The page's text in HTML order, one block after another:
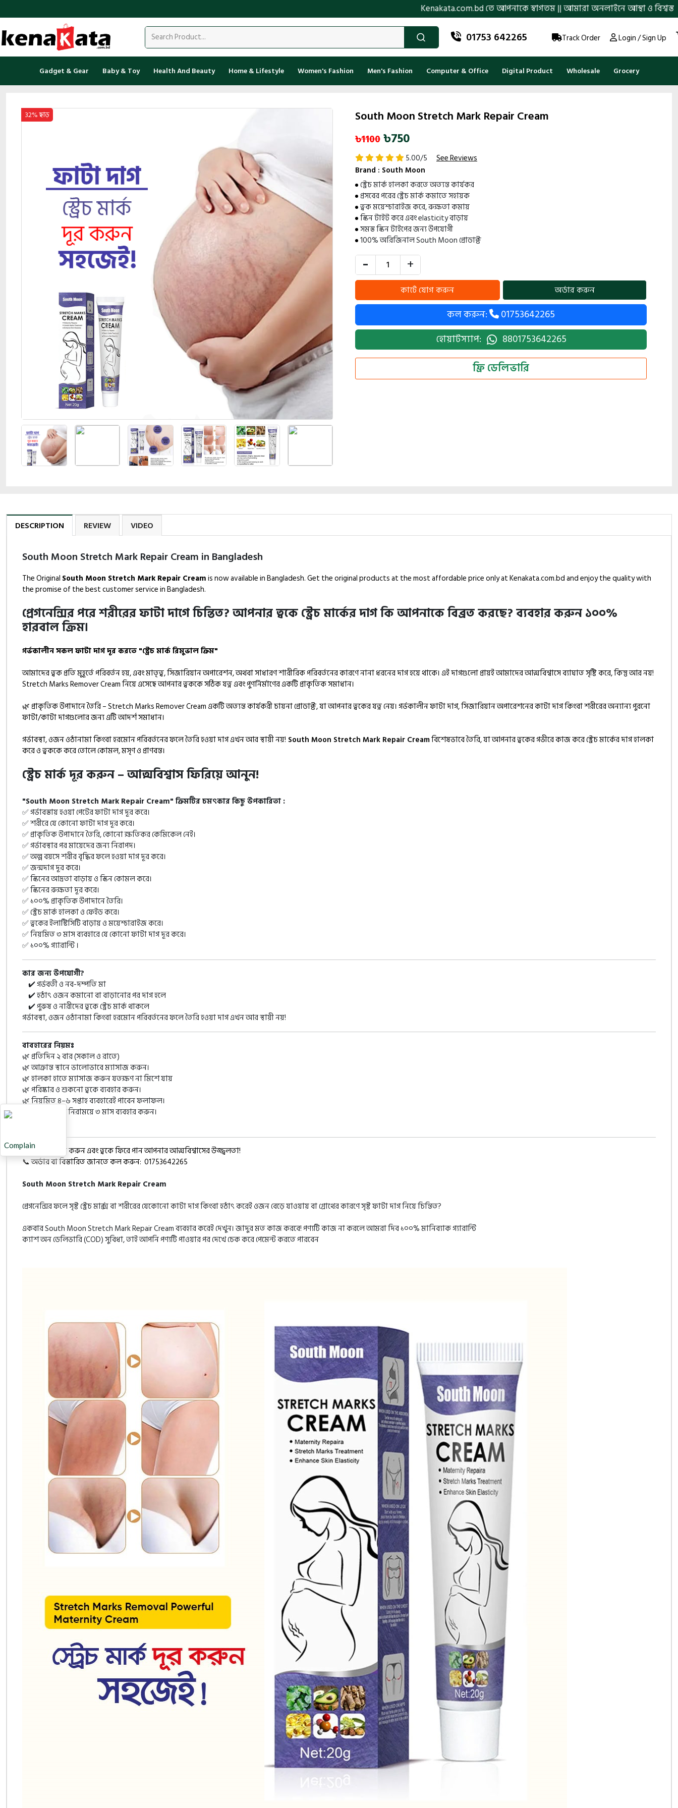
Kenakata.com.bd তে আপনাকে স্বাগতম || আমারা অনলাইনে আস্থা ও বিশ্বস্ততার সাথে
01753 642265 Track Order Login / Sign Up
Gadget & Gear Baby & Toy Health And Beauty Home & Lifestyle Women's Fashion Men's Fashion Computer & Office Digital Product Wholesale Grocery
32% ছাড় South Moon Stretch Mark Repair Cream
৳1100৳750
5.00/5
See Reviews
Brand : South Moon
স্ট্রেচ মার্ক হালকা করতে অত্যন্ত কার্যকর
প্রসবের পরের স্ট্রেচ মার্ক কমাতে সহায়ক
ত্বক ময়েশ্চারাইজ করে, রুক্ষতা কমায়
স্কিন টাইট করে এবং elasticity বাড়ায়
সমস্ত স্কিন টাইপের জন্য উপযোগী
100% অরিজিনাল South Moon প্রোডাক্ট
- +
কল করুন:
01753642265
হোয়াটস্যাপ:
8801753642265
ফ্রি ডেলিভারি
DESCRIPTION REVIEW VIDEO
South Moon Stretch Mark Repair Cream in Bangladesh
The Original South Moon Stretch Mark Repair Creamis now available in Bangladesh. Get the original products at the most affordable price only at Kenakata.com.bd and enjoy the quality with
the promise of the best customer service in Bangladesh.
প্রেগনেন্সির পরে শরীরের ফাটা দাগে চিন্তিত?আপনার ত্বকে স্ট্রেচ মার্কের দাগ কি আপনাকে বিব্রত করছে?ব্যবহার করুন ১০০%
হারবাল ক্রিম।
গর্ভকালীন সকল ফাটা দাগ দূর করতে "স্ট্রেচ মার্ক রিমুভাল ক্রিম"
আমাদের ত্বক প্রতি মুহূর্তে পরিবর্তন হয়, এবং মাতৃত্ব, সিজারিয়ান অপারেশন, অথবা সাধারণ শারীরিক পরিবর্তনের কারণে নানা ধরনের দাগ হয়ে থাকে। এই দাগগুলো প্রায়ই আমাদের আত্মবিশ্বাসে ব্যাঘাত সৃষ্টি করে, কিন্তু আর নয়!
Stretch Marks Remover Cream নিয়ে এসেছে আপনার ত্বককে সঠিক যত্ন এবং পুণর্নির্মাণের একটি প্রাকৃতিক সমাধান।
🌿 প্রাকৃতিক উপাদানে তৈরি – Stretch Marks Remover Cream একটি অত্যন্ত কার্যকরী চায়না প্রোডাক্ট, যা আপনার ত্বকের যত্ন নেয়। গর্ভকালীন ফাটা দাগ, সিজারিয়ান অপারেশনের কাটা দাগ কিংবা শরীরের অন্যান্য পুরনো
ফাটা/কাটা দাগগুলোর জন্য এটি আদর্শ সমাধান।
গর্ভাবস্থা, ওজন ওঠানামা কিংবা হরমোন পরিবর্তনের ফলে তৈরি হওয়া দাগ এখন আর স্থায়ী নয়! South Moon Stretch Mark Repair Creamবিশেষভাবে তৈরি, যা আপনার ত্বকের গভীরে কাজ করে স্ট্রেচ মার্কের দাগ হালকা
করে ও ত্বককে করে তোলে কোমল, মসৃণ ও প্রাণবন্ত।
স্ট্রেচ মার্ক দূর করুন – আত্মবিশ্বাস ফিরিয়ে আনুন!
"South Moon Stretch Mark Repair Cream" ক্রিমটির চমৎকার কিছু উপকারিতা :
✅ গর্ভাবস্তায় হওয়া পেটের ফাটা দাগ দূর করে।
✅ শরীরে যে কোনো ফাটা দাগ দূর করে।
✅ প্রাকৃতিক উপাদানে তৈরি, কোনো ক্ষতিকর কেমিকেল নেই।
✅ গর্ভাবস্থার পর মায়েদের জন্য নিরাপদ।
✅ অল্প বয়সে শরীর বৃদ্ধির ফলে হওয়া দাগ দূর করে।
✅ জন্মদাগ দূর করে।
✅ স্কিনের আদ্রতা বাড়ায় ও স্কিন কোমল করে।
✅ স্কিনের রুক্ষতা দূর করে।
✅ ১০০% প্রাকৃতিক উপাদানে তৈরি।
✅ স্ট্রেচ মার্ক হালকা ও ফেইড করে।
✅ ত্বকের ইলাস্টিসিটি বাড়ায় ও ময়েশ্চারাইজ করে।
✅ নিয়মিত ৩ মাস ব্যবহারে যে কোনো ফাটা দাগ দূর করে।
✅ ১০০% গ্যারান্টি ।
কার জন্য উপযোগী?
✔️ গর্ভবতী ও নব-দম্পতি মা
✔️ হঠাৎ ওজন কমানো বা বাড়ানোর পর দাগ হলে
✔️ পুরুষ ও নারীদের ত্বকে স্ট্রেচ মার্ক থাকলে
গর্ভাবস্থা, ওজন ওঠানামা কিংবা হরমোন পরিবর্তনের ফলে তৈরি হওয়া দাগ এখন আর স্থায়ী নয়!
বাবহারের নিয়মঃ
🌿 প্রতিদিন ২ বার (সকাল ও রাতে)
🌿আক্রান্ত স্থানে ভালোভাবে ম্যাসাজ করুন।
🌿হালকা হাতে ম্যাসাজ করুন যতক্ষণ না মিশে যায়
🌿পরিষ্কার ও শুকনো ত্বকে ব্যবহার করুন।
🌿নিয়মিত ৪–৬ সপ্তাহ ব্যবহারেই পাবেন ফলাফল।
শতভাগ দাগ নিরাময়ে ৩ মাস ব্যবহার করুন।
✨ এখনই অর্ডার করুন এবং ত্বকে ফিরে পান আপনার আত্মবিশ্বাসের উজ্জ্বলতা!
📞 অর্ডার বা বিস্তারিত জানতে কল করুন: 01753642265
South Moon Stretch Mark Repair Cream
প্রেগনেন্সির ফলে সৃষ্ট স্ট্রেচ মার্ক্স বা শরীরের যেকোনো কাটা দাগ কিংবা হঠাৎ করেই ওজন বেড়ে যাওয়ায় বা গ্রোথের কারণে সৃষ্ট ফাটা দাগ নিয়ে চিন্তিত?
একবারSouth Moon Stretch Mark Repair Creamব্যবহার করেই দেখুন। জাদুর মত কাজ করবে! পণ্যটি কাজ না করলে আমরা দিব ১০০% মানিব্যাক গ্যারান্টি
ক্যাশ অন ডেলিভারি (COD) সুবিধা, তাই আপনি পণ্যটি পাওয়ার পর দেখে চেক করে পেমেন্ট করতে পারবেন
Complain